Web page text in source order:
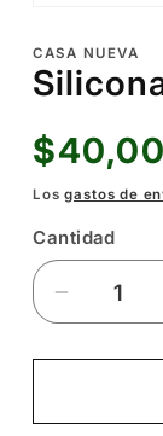
multimedia
1
en
modal
CASA NUEVA
Precio
habitual
Losgastos de
Cantidad
Reducir
cantidad
para
X